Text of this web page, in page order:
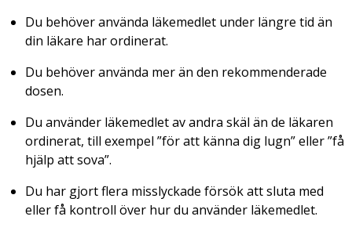
Du behöver använda läkemedlet under längre tid än
din läkare har ordinerat.
Du behöver använda mer än den rekommenderade
dosen.
Du använder läkemedlet av andra skäl än de läkaren
ordinerat, till exempel ”för att känna dig lugn” eller ”få
hjälp att sova”.
Du har gjort flera misslyckade försök att sluta med
eller få kontroll över hur du använder läkemedlet.